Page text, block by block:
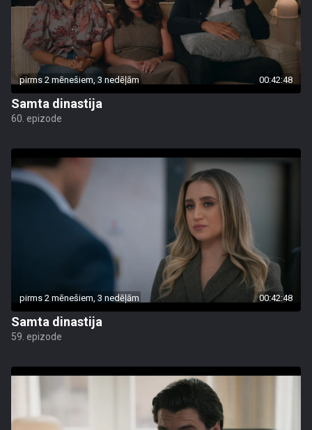
pirms 2 mēnešiem, 3 nedēļām 00:42:48
Samta dinastija
60. epizode
pirms 2 mēnešiem, 3 nedēļām 00:42:48
Samta dinastija
59. epizode